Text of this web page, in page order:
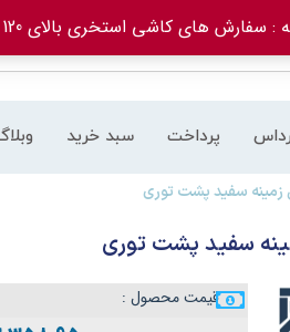
های کاشی استخری بالای 120 متر، شامل حمل رایگان میباشد.
پرداخت سبد خرید
قیمت محصول :